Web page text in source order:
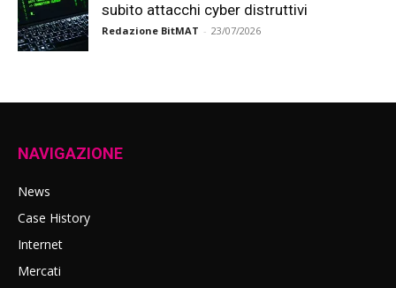
subito attacchi cyber distruttivi
Redazione BitMAT - 23/07/2026
NAVIGAZIONE
News
Case History
Internet
Mercati